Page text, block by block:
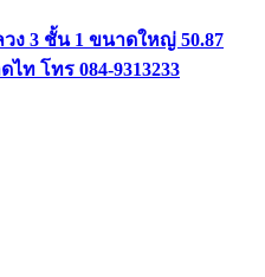
3 ชั้น 1 ขนาดใหญ่ 50.87
ท โทร 084-9313233